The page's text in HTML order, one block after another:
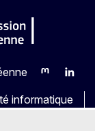
Mastodon
informatique